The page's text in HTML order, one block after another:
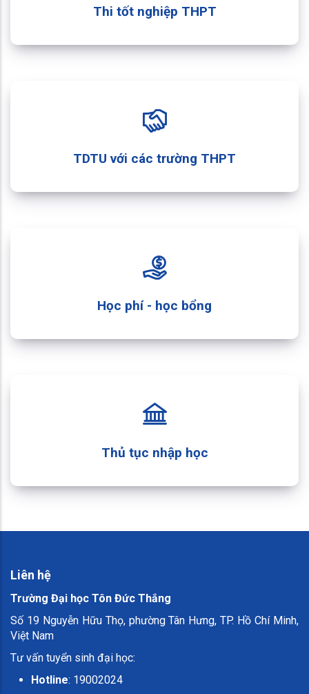
Thi tốt nghiệp THPT
TDTU với các trường THPT
Học phí - học bổng
Thủ tục nhập học
Liên hệ
Trường Đại học Tôn Đức Thắng
Số 19 Nguyễn Hữu Thọ, phường Tân Hưng, TP. Hồ Chí Minh,
Việt Nam
Tư vấn tuyển sinh đại học:
Hotline: 19002024